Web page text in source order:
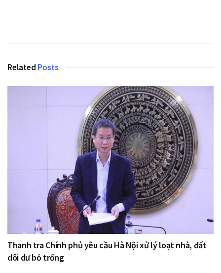
Related Posts
Thanh tra Chính phủ yêu cầu Hà Nội xử lý loạt nhà, đất
dôi dư bỏ trống